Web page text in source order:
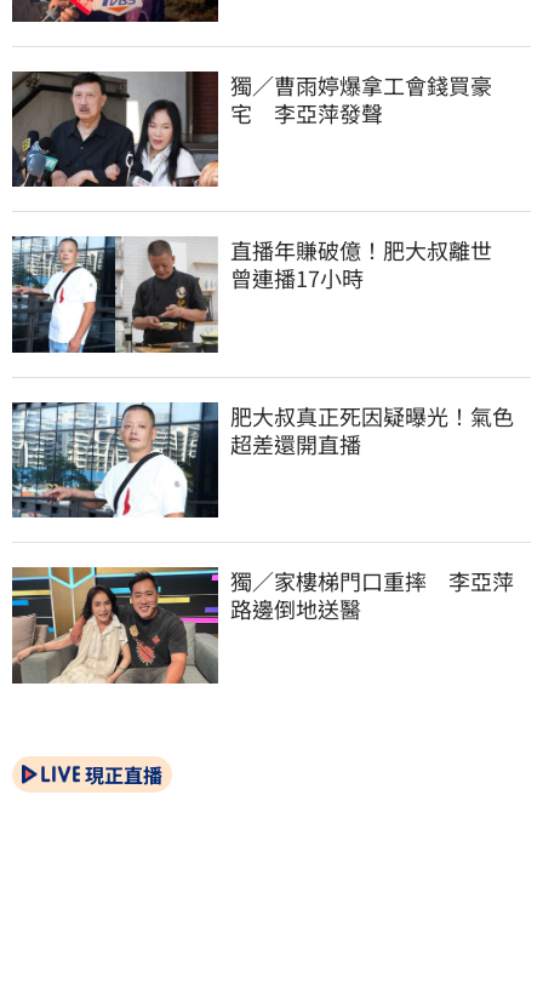
獨／曹雨婷爆拿工會錢買豪
宅　李亞萍發聲
直播年賺破億！肥大叔離世
曾連播17小時
肥大叔真正死因疑曝光！氣色
超差還開直播
獨／家樓梯門口重摔　李亞萍
路邊倒地送醫
現正直播